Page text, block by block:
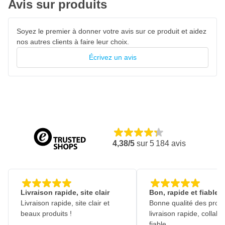
Avis sur produits
Soyez le premier à donner votre avis sur ce produit et aidez
nos autres clients à faire leur choix.
Écrivez un avis
4,38/5 sur 5 184 avis
Livraison rapide, site clair
Livraison rapide, site clair et
beaux produits !
Bon, rapide et fiable
Bonne qualité des
livraison rapide,